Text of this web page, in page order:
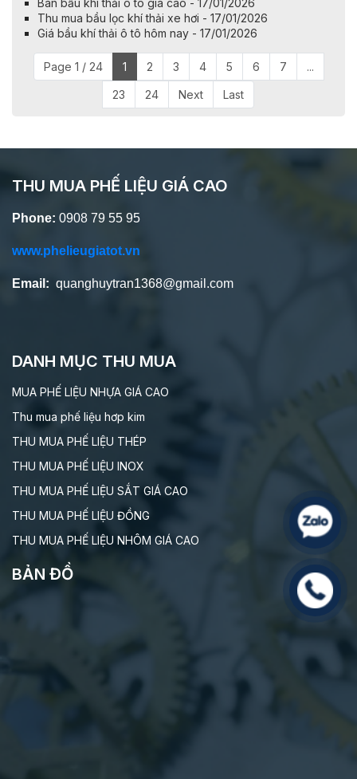
Thu mua bầu lọc khí thải xe hơi - 17/01/2026
Giá bầu khí thải ô tô hôm nay - 17/01/2026
Page 1 / 24 1 2 3 4 5 6 7 ...
23 24 Next Last
THU MUA PHẾ LIỆU GIÁ CAO
Phone: 0908 79 55 95
www.phelieugiatot.vn
Email: quanghuytran1368@gmail.com
DANH MỤC THU MUA
MUA PHẾ LIỆU NHỰA GIÁ CAO
Thu mua phế liệu hơp kim
THU MUA PHẾ LIỆU THÉP
THU MUA PHẾ LIỆU INOX
THU MUA PHẾ LIỆU SẮT GIÁ CAO
THU MUA PHẾ LIỆU ĐỒNG
THU MUA PHẾ LIỆU NHÔM GIÁ CAO
BẢN ĐỒ